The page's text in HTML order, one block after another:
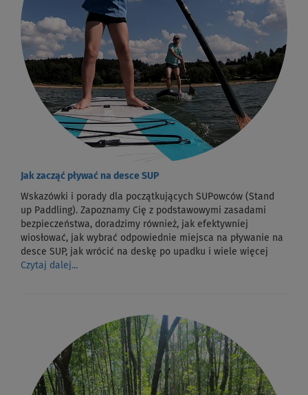
Jak zacząć pływać na desce SUP
Wskazówki i porady dla początkujących SUPowców (Stand
up Paddling). Zapoznamy Cię z podstawowymi zasadami
bezpieczeństwa, doradzimy również, jak efektywniej
wiosłować, jak wybrać odpowiednie miejsca na pływanie na
desce SUP, jak wrócić na deskę po upadku i wiele więcej
Czytaj dalej...